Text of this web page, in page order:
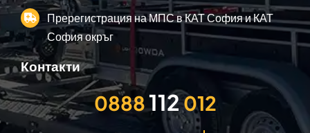
Пререгистрация на МПС в КАТ София и КАТ
София окръг
Контакти
0888 012